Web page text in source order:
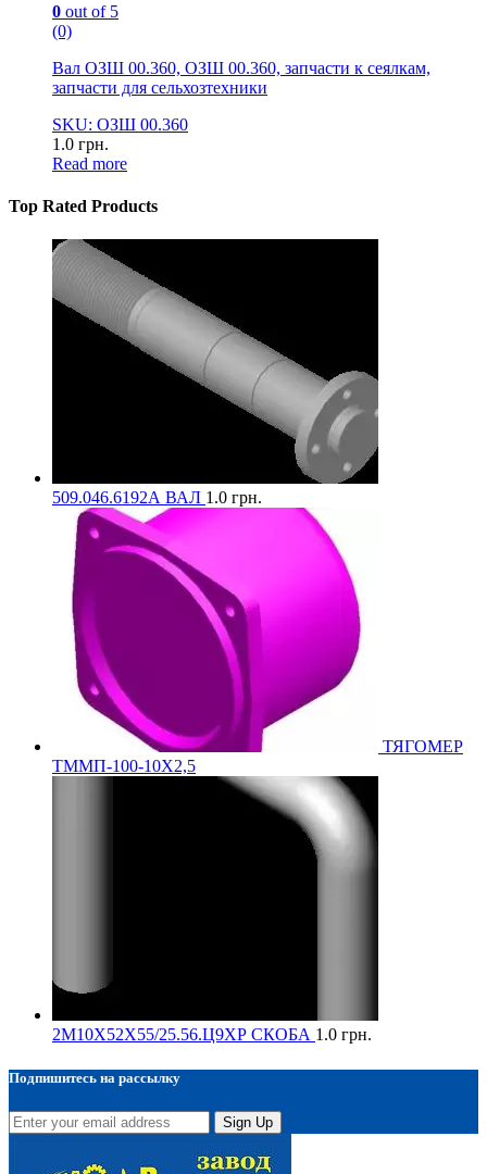
0 out of 5
(0)
Вал ОЗШ 00.360, ОЗШ 00.360, запчасти к сеялкам,
запчасти для сельхозтехники
SKU: ОЗШ 00.360
1.0 грн.
Read more
Top Rated Products
509.046.6192А ВАЛ 1.0 грн.
ТЯГОМЕР
ТММП-100-10Х2,5
2М10Х52Х55/25.56.Ц9ХР СКОБА 1.0 грн.
Подпишитесь на рассылку
Sign Up